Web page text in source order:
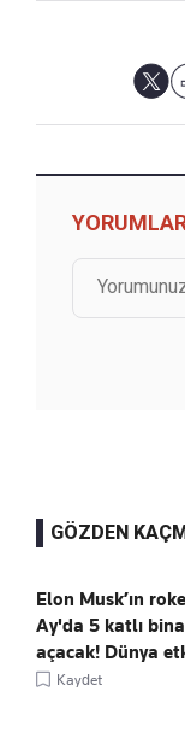
GÖZDEN
Elon Musk’ın
Ay'da 5 katlı
açacak! Dünya
Kaydet